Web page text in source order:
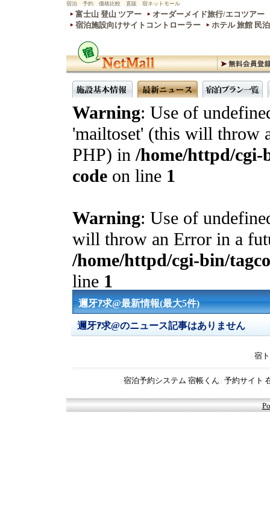
宿泊 予約 価格比較 直販 宿ネットモール
富士山 登山 ツアー
オーダーメイド旅行/エコツアー
宿泊施設向けサイトコントローラー
ホテル 旅館 民
Warning: Use of
'mailtoset' (this will throw
PHP) in/home/httpd/cgi-
code on line 1
Warning: Use of
will throw an Error in a
/home/httpd/cgi-bin/
line 1
邇牙ｱ求@最新情報(最大5件)
邇牙ｱ求@のニュース記事はありません
宿
宿泊予約システム 宿帳くん 予約サイト